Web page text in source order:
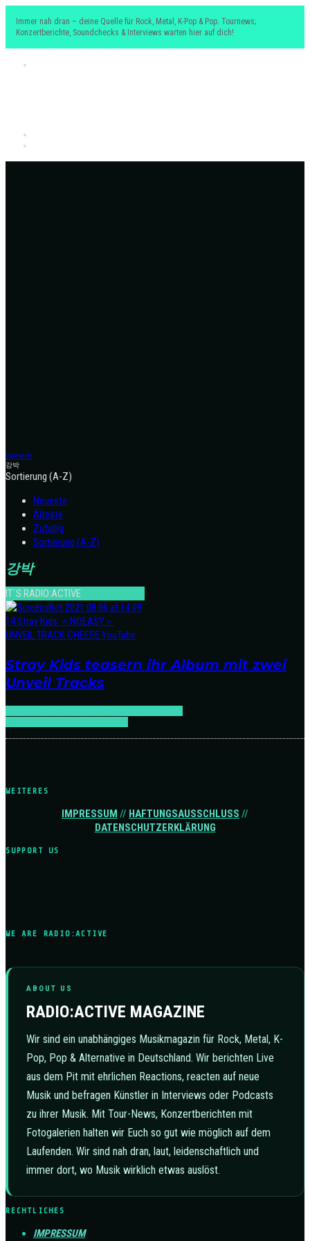
Immer nah dran – deine Quelle für Rock, Metal, K-Pop & Pop. Tournews;
Konzertberichte, Soundchecks & Interviews warten hier auf dich!
Startseite
강박
Sortierung (A-Z)
Neueste
Älteste
Zufällig
Sortierung (A-Z)
강박
IT´S RADIO:ACTIVE
Stray Kids teasern ihr Album mit zwei
Unveil Tracks
WEITERES
IMPRESSUM // HAFTUNGSAUSSCHLUSS //
DATENSCHUTZERKLÄRUNG
SUPPORT US
WE ARE RADIO:ACTIVE
ABOUT US
RADIO:ACTIVE MAGAZINE
Wir sind ein unabhängiges Musikmagazin für Rock, Metal, K-
Pop, Pop & Alternative in Deutschland. Wir berichten Live
aus dem Pit mit ehrlichen Reactions, reacten auf neue
Musik und befragen Künstler in Interviews oder Podcasts
zu ihrer Musik. Mit Tour-News, Konzertberichten mit
Fotogalerien halten wir Euch so gut wie möglich auf dem
Laufenden. Wir sind nah dran, laut, leidenschaftlich und
immer dort, wo Musik wirklich etwas auslöst.
RECHTLICHES
IMPRESSUM